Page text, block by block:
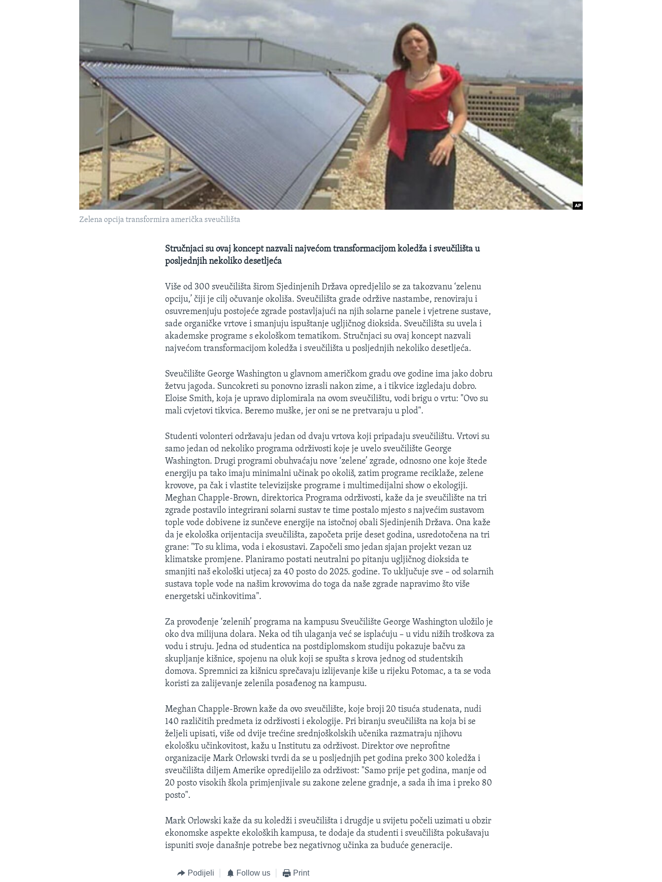
Zelena opcija transformira američka sveučilišta
Stručnjaci su ovaj koncept nazvali najvećom transformacijom koledža i sveučilišta u
posljednjih nekoliko desetljeća
Više od 300 sveučilišta širom Sjedinjenih Država opredjelilo se za takozvanu ‘zelenu
opciju,’ čiji je cilj očuvanje okoliša. Sveučilišta grade održive nastambe, renoviraju i
osuvremenjuju postojeće zgrade postavljajući na njih solarne panele i vjetrene sustave,
sade organičke vrtove i smanjuju ispuštanje ugljičnog dioksida. Sveučilišta su uvela i
akademske programe s ekološkom tematikom. Stručnjaci su ovaj koncept nazvali
najvećom transformacijom koledža i sveučilišta u posljednjih nekoliko desetljeća.
Sveučilište George Washington u glavnom američkom gradu ove godine ima jako dobru
žetvu jagoda. Suncokreti su ponovno izrasli nakon zime, a i tikvice izgledaju dobro.
Eloise Smith, koja je upravo diplomirala na ovom sveučilištu, vodi brigu o vrtu: "Ovo su
mali cvjetovi tikvica. Beremo muške, jer oni se ne pretvaraju u plod".
Studenti volonteri održavaju jedan od dvaju vrtova koji pripadaju sveučilištu. Vrtovi su
samo jedan od nekoliko programa održivosti koje je uvelo sveučilište George
Washington. Drugi programi obuhvaćaju nove ‘zelene’ zgrade, odnosno one koje štede
energiju pa tako imaju minimalni učinak po okoliš, zatim programe reciklaže, zelene
krovove, pa čak i vlastite televizijske programe i multimedijalni show o ekologiji.
Meghan Chapple-Brown, direktorica Programa održivosti, kaže da je sveučilište na tri
zgrade postavilo integrirani solarni sustav te time postalo mjesto s najvećim sustavom
tople vode dobivene iz sunčeve energije na istočnoj obali Sjedinjenih Država. Ona kaže
da je ekološka orijentacija sveučilišta, započeta prije deset godina, usredotočena na tri
grane: "To su klima, voda i ekosustavi. Započeli smo jedan sjajan projekt vezan uz
klimatske promjene. Planiramo postati neutralni po pitanju ugljičnog dioksida te
smanjiti naš ekološki utjecaj za 40 posto do 2025. godine. To uključuje sve – od solarnih
sustava tople vode na našim krovovima do toga da naše zgrade napravimo što više
energetski učinkovitima".
Za provođenje ‘zelenih’ programa na kampusu Sveučilište George Washington uložilo je
oko dva milijuna dolara. Neka od tih ulaganja već se isplaćuju – u vidu nižih troškova za
vodu i struju. Jedna od studentica na postdiplomskom studiju pokazuje bačvu za
skupljanje kišnice, spojenu na oluk koji se spušta s krova jednog od studentskih
domova. Spremnici za kišnicu sprečavaju izlijevanje kiše u rijeku Potomac, a ta se voda
koristi za zalijevanje zelenila posađenog na kampusu.
Meghan Chapple-Brown kaže da ovo sveučilište, koje broji 20 tisuća studenata, nudi
140 različitih predmeta iz održivosti i ekologije. Pri biranju sveučilišta na koja bi se
željeli upisati, više od dvije trećine srednjoškolskih učenika razmatraju njihovu
ekološku učinkovitost, kažu u Institutu za održivost. Direktor ove neprofitne
organizacije Mark Orlowski tvrdi da se u posljednjih pet godina preko 300 koledža i
sveučilišta diljem Amerike opredijelilo za održivost: "Samo prije pet godina, manje od
20 posto visokih škola primjenjivale su zakone zelene gradnje, a sada ih ima i preko 80
posto".
Mark Orlowski kaže da su koledži i sveučilišta i drugdje u svijetu počeli uzimati u obzir
ekonomske aspekte ekoloških kampusa, te dodaje da studenti i sveučilišta pokušavaju
ispuniti svoje današnje potrebe bez negativnog učinka za buduće generacije.
Podijeli Follow us Print